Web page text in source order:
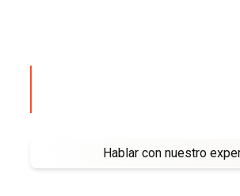
Hablar con nuestro